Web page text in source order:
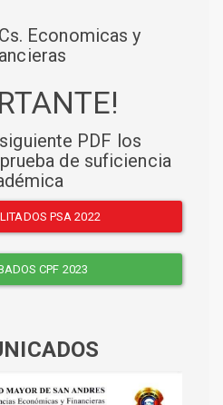
Economicas y
PDF los
de suficiencia
PSA 2022
CPF 2023